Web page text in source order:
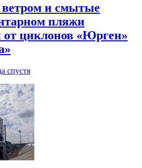
и смытые
пляжи
от циклонов «Юрген»
спустя